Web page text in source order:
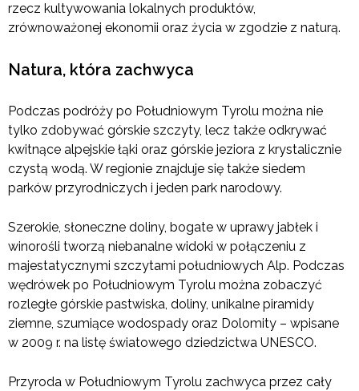
rzecz kultywowania lokalnych produktów,
zrównoważonej ekonomii oraz życia w zgodzie z naturą.
Natura, która zachwyca
Podczas podróży po Południowym Tyrolu można nie
tylko zdobywać górskie szczyty, lecz także odkrywać
kwitnące alpejskie łąki oraz górskie jeziora z krystalicznie
czystą wodą. W regionie znajduje się także siedem
parków przyrodniczych i jeden park narodowy.
Szerokie, słoneczne doliny, bogate w uprawy jabłek i
winorośli tworzą niebanalne widoki w połączeniu z
majestatycznymi szczytami południowych Alp. Podczas
wędrówek po Południowym Tyrolu można zobaczyć
rozległe górskie pastwiska, doliny, unikalne piramidy
ziemne, szumiące wodospady oraz Dolomity – wpisane
w 2009 r. na listę światowego dziedzictwa UNESCO.
Przyroda w Południowym Tyrolu zachwyca przez cały